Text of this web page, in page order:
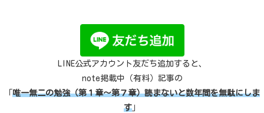
LINE公式アカウント友だち追加すると、
note掲載中（有料）記事の
唯一無二の勉強（第１章～第７章）読まないと数年間を無駄にしま
す